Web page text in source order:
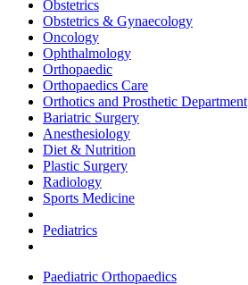
Obstetrics
Obstetrics & Gynaecology
Oncology
Ophthalmology
Orthopaedic
Orthopaedics Care
Orthotics and Prosthetic Department
Bariatric Surgery
Anesthesiology
Diet & Nutrition
Plastic Surgery
Radiology
Sports Medicine
Pediatrics
Paediatric Orthopaedics